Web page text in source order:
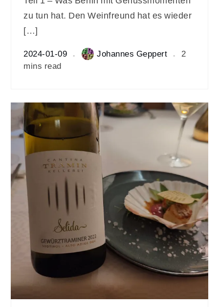
zu tun hat. Den Weinfreund hat es wieder
[…]
2024-01-09 Johannes Geppert
2
mins read